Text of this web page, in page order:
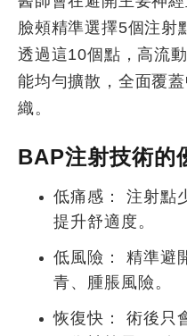
臉頰精準選擇5個注射
透過這10個點，高流
能均勻擴散，全面覆
織。
BAP注射技術的
低痛感：
注射點
提升舒適度。
低風險：
精準避
青、腫脹風險。
恢復快：
術後只